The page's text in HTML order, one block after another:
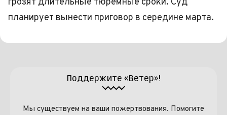
грозят длительные тюремные сроки. Суд
планирует вынести приговор в середине марта.
Поддержите «Ветер»!
Мы существуем на ваши пожертвования. Помогите